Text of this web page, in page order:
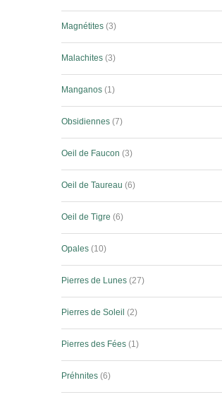
Magnétites 3
Malachites 3
Manganos 1
Obsidiennes 7
Oeil de Faucon 3
Oeil de Taureau 6
Oeil de Tigre 6
Opales 10
Pierres de Lunes 27
Pierres de Soleil 2
Pierres des Fées 1
Préhnites 6